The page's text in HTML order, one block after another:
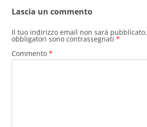
Lascia un commento
Il tuo indirizzo email non sarà pubblicato.
obbligatori sono contrassegnati *
Commento *